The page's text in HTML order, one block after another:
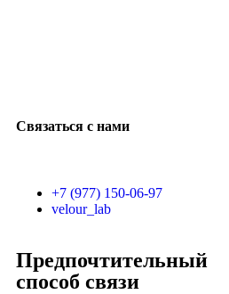
Связаться с нами
+7 (977) 150-06-97
velour_lab
Предпочтительный
способ связи